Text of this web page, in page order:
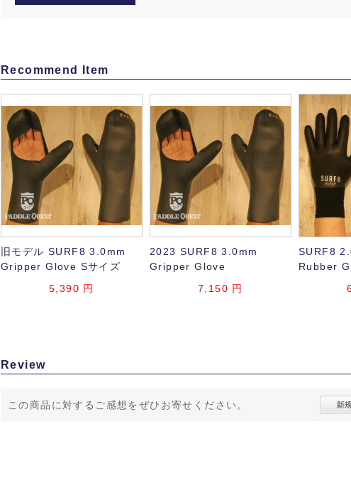
Recommend Item
旧モデル SURF8 3.0mm
Gripper Glove Sサイズ
5,390 円
2023 SURF8 3.0mm
Gripper Glove
7,150 円
SURF8
Rubber
Review
この商品に対するご感想をぜひお寄せください。